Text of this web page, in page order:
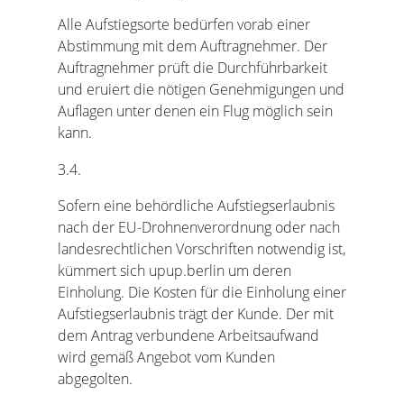
Alle Aufstiegsorte bedürfen vorab einer
Abstimmung mit dem Auftragnehmer. Der
Auftragnehmer prüft die Durchführbarkeit
und eruiert die nötigen Genehmigungen und
Auflagen unter denen ein Flug möglich sein
kann.
3.4.
Sofern eine behördliche Aufstiegserlaubnis
nach der EU-Drohnenverordnung oder nach
landesrechtlichen Vorschriften notwendig ist,
kümmert sich upup.berlin um deren
Einholung. Die Kosten für die Einholung einer
Aufstiegserlaubnis trägt der Kunde. Der mit
dem Antrag verbundene Arbeitsaufwand
wird gemäß Angebot vom Kunden
abgegolten.